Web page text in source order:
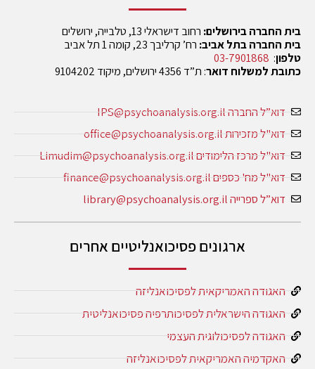
בית החברה בירושלים: רחוב דישראלי 13, טלבייה, ירושלים
בית החברה בתל אביב: רח’ קרליבך 23, קומה 1 תל אביב
טלפון:
03-7901868
כתובת למשלוח דואר: ת”ד 4356 ירושלים, מיקוד 9104202
דוא”ל החברה IPS@psychoanalysis.org.il
דוא"ל מזכירות office@psychoanalysis.org.il
דוא"ל מרכז הלימודים Limudim@psychoanalysis.org.il
דוא"ל מח' כספים finance@psychoanalysis.org.il
דוא”ל ספרייה library@psychoanalysis.org.il
ארגונים פסיכואנליטיים אחרים
האגודה האמריקאית לפסיכואנליזה
האגודה הישראלית לפסיכותרפיה פסיכואנליטית
האגודה לפסיכולוגית העצמי
האקדמיה האמריקאית לפסיכואנליזה